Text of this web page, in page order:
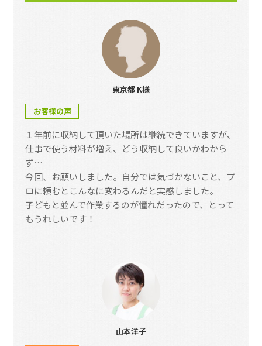
東京都 K様
お客様の声
１年前に収納して頂いた場所は継続できていますが、
仕事で使う材料が増え、どう収納して良いかわから
ず…
今回、お願いしました。自分では気づかないこと、プ
ロに頼むとこんなに変わるんだと実感しました。
子どもと並んで作業するのが憧れだったので、とって
もうれしいです！
山本洋子